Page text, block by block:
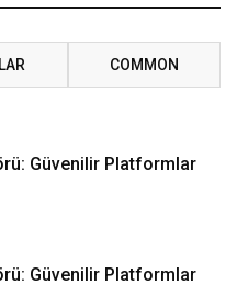
COMMON
Güvenilir Platformlar
Güvenilir Platformlar